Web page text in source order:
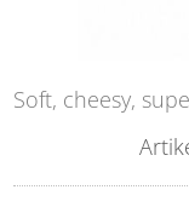
Soft, cheesy,